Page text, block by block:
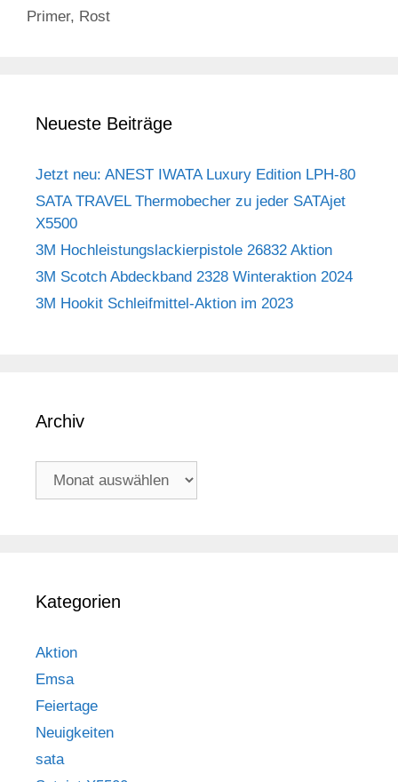
Primer, Rost
Neueste Beiträge
Jetzt neu: ANEST IWATA Luxury Edition LPH-80
SATA TRAVEL Thermobecher zu jeder SATAjet
X5500
3M Hochleistungslackierpistole 26832 Aktion
3M Scotch Abdeckband 2328 Winteraktion 2024
3M Hookit Schleifmittel-Aktion im 2023
Archiv
Archiv
Kategorien
Aktion
Emsa
Feiertage
Neuigkeiten
sata